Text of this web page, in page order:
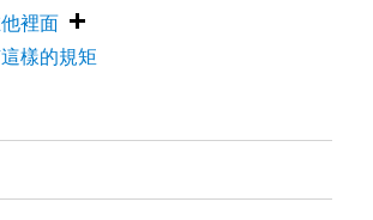
裡面
樣的規矩